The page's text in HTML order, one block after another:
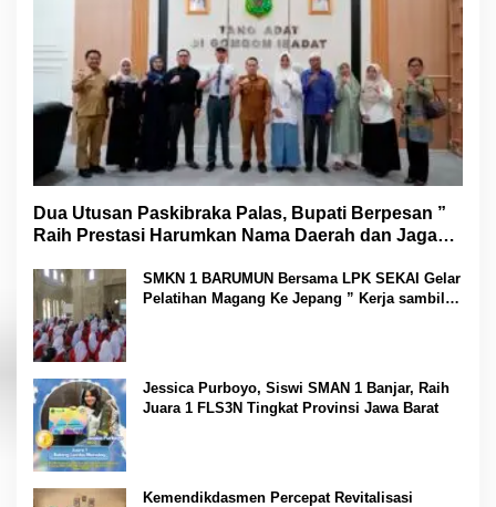
Dua Utusan Paskibraka Palas, Bupati Berpesan ”
Raih Prestasi Harumkan Nama Daerah dan Jaga
SMKN 1 BARUMUN Bersama LPK SEKAI Gelar
Pelatihan Magang Ke Jepang ” Kerja sambil
Jessica Purboyo, Siswi SMAN 1 Banjar, Raih
Juara 1 FLS3N Tingkat Provinsi Jawa Barat
Kemendikdasmen Percepat Revitalisasi